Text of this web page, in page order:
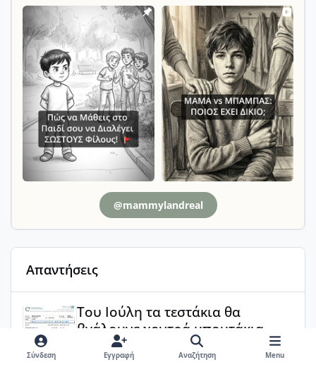
@mammylandreal
Απαντήσεις
Του Ιούλη τα τεστάκια θα
βγάλουνε χοντρά μπουτάκια
Τη κινητικότητα λες?
Σύνδεση Εγγραφή Αναζήτηση Menu